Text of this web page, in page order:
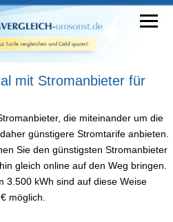
mit Stromanbieter für
die miteinander um die
günstigere Stromtarife anbieten.
Sie den günstigsten Stromanbieter
gleich online auf den Weg bringen.
3.500 kWh sind auf diese Weise
möglich.